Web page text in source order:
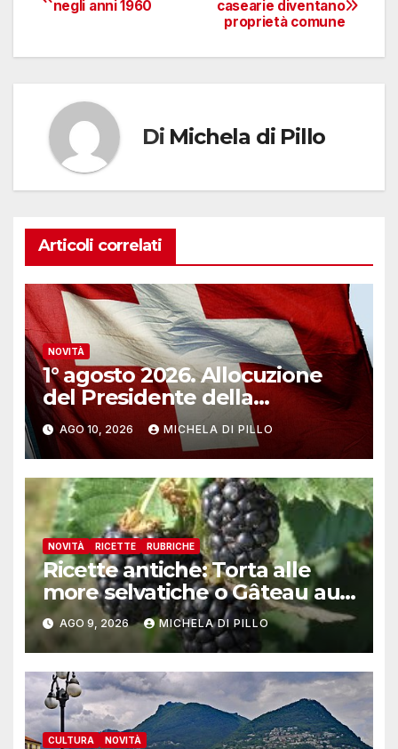
casearie diventano
proprietà comune
negli anni 1960
Di Michela di Pillo
Articoli correlati
NOVITÀ
1° agosto 2026. Allocuzione
del Presidente della
Confederazione Guy
Parmelin
AGO 10, 2026 MICHELA DI PILLO
NOVITÀ RICETTE RUBRICHE
Ricette antiche: Torta alle
more selvatiche o Gâteau au
mȗres sauvages
AGO 9, 2026 MICHELA DI PILLO
CULTURA NOVITÀ